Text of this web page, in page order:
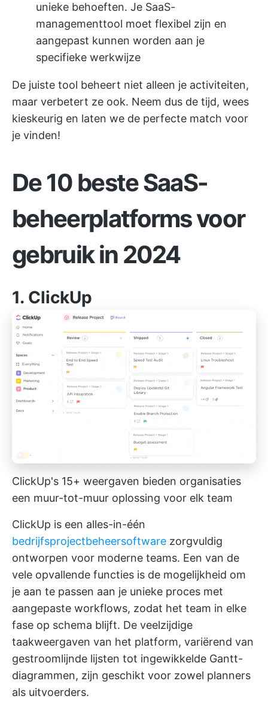
unieke behoeften. Je SaaS-
managementtool moet flexibel zijn en
aangepast kunnen worden aan je
specifieke werkwijze
De juiste tool beheert niet alleen je activiteiten,
maar verbetert ze ook. Neem dus de tijd, wees
kieskeurig en laten we de perfecte match voor
je vinden!
De 10 beste SaaS-
beheerplatforms voor
gebruik in 2024
1. ClickUp
ClickUp's 15+ weergaven bieden organisaties
een muur-tot-muur oplossing voor elk team
ClickUp is een alles-in-één
bedrijfsprojectbeheersoftware zorgvuldig
ontworpen voor moderne teams. Een van de
vele opvallende functies is de mogelijkheid om
je aan te passen aan je unieke proces met
aangepaste workflows, zodat het team in elke
fase op schema blijft. De veelzijdige
taakweergaven van het platform, variërend van
gestroomlijnde lijsten tot ingewikkelde Gantt-
diagrammen, zijn geschikt voor zowel planners
als uitvoerders.